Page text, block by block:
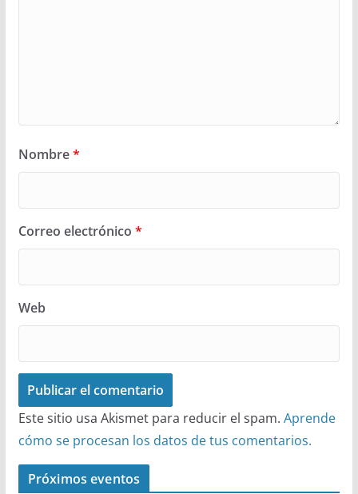
Nombre*
Correo electrónico *
Web
Este sitio usa Akismet para reducir el spam. Aprende
cómo se procesan los datos de tus comentarios.
Próximos eventos